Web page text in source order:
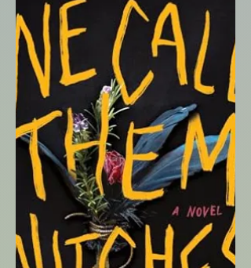
hacia él llegó en mi graduación a finales de
la primavera de 2005. Ese día, llovió a
cántaros, pero fue solo un suave murmullo
comparado con el trueno que estalló
cuando el abuelo Nathe me acompañó